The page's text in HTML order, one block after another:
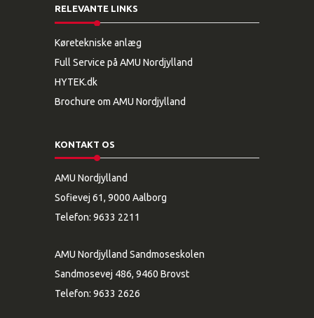
RELEVANTE LINKS
Køretekniske anlæg
Full Service på AMU Nordjylland
HYTEK.dk
Brochure om AMU Nordjylland
KONTAKT OS
AMU Nordjylland
Sofievej 61, 9000 Aalborg
Telefon: 9633 2211
AMU Nordjylland Sandmoseskolen
Sandmosevej 486, 9460 Brovst
Telefon: 9633 2626